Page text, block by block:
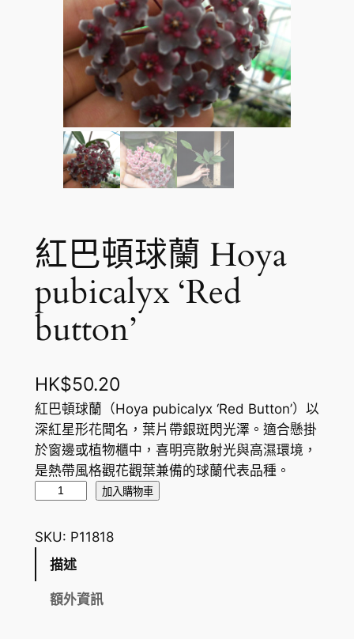
紅巴頓球蘭 Hoya
pubicalyx ‘Red
button’
HK$50.20
紅巴頓球蘭（Hoya pubicalyx ‘Red Button’）以
深紅星形花聞名，葉片帶銀斑閃光澤。適合懸掛
於窗邊或植物櫃中，喜明亮散射光與高濕環境，
是熱帶風格觀花觀葉兼備的球蘭代表品種。
頓
球
加入購物車
SKU: P11818
描述
額外資訊